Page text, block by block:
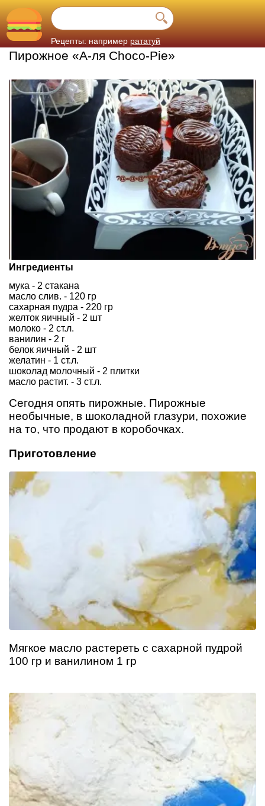
Рецепты: например рататуй
Пирожное «А-ля Choco-Pie»
Ингредиенты
мука - 2 стакана
масло слив. - 120 гр
сахарная пудра - 220 гр
желток яичный - 2 шт
молоко - 2 ст.л.
ванилин - 2 г
белок яичный - 2 шт
желатин - 1 ст.л.
шоколад молочный - 2 плитки
масло растит. - 3 ст.л.
Сегодня опять пирожные. Пирожные
необычные, в шоколадной глазури, похожие
на то, что продают в коробочках.
Приготовление
Мягкое масло растереть с сахарной пудрой
100 гр и ванилином 1 гр